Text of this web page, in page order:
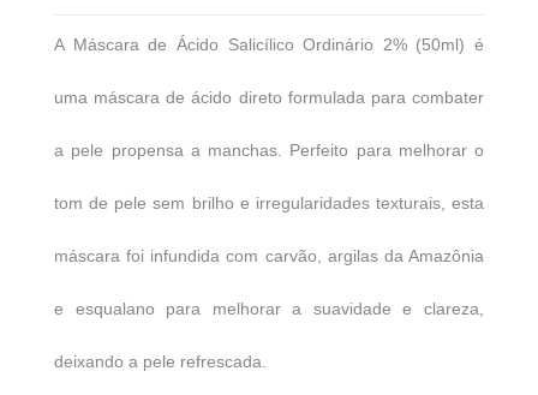
A Máscara de Ácido Salicílico Ordinário 2% (50ml) é
uma máscara de ácido direto formulada para combater
a pele propensa a manchas. Perfeito para melhorar o
tom de pele sem brilho e irregularidades texturais, esta
máscara foi infundida com carvão, argilas da Amazônia
e esqualano para melhorar a suavidade e clareza,
deixando a pele refrescada.